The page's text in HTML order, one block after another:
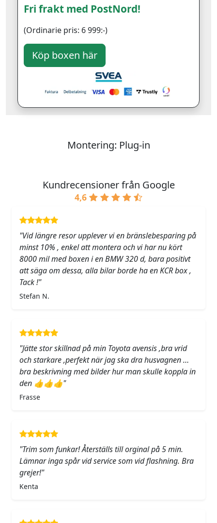
Fri frakt med PostNord!
(Ordinarie pris: 6 999:-)
Montering: Plug-in
Kundrecensioner från Google
4,6
"Vid längre resor upplever vi en bränslebesparing på
minst 10% , enkel att montera och vi har nu kört
8000 mil med boxen i en BMW 320 d, bara positivt
att säga om dessa, alla bilar borde ha en KCR box ,
Tack !"
Stefan N.
"Jätte stor skillnad på min Toyota avensis ,bra vrid
och starkare ,perfekt när jag ska dra husvagnen …
bra beskrivning med bilder hur man skulle koppla in
den 👍👍👍"
Frasse
"Trim som funkar! Återställs till orginal på 5 min.
Lämnar inga spår vid service som vid flashning. Bra
grejer!"
Kenta